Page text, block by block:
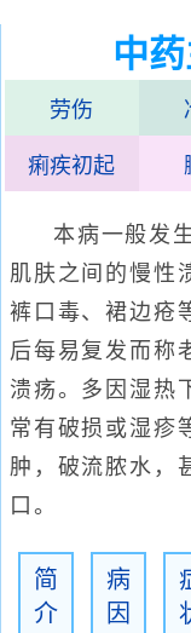
中药
劳伤
痢疾初起
本病一般发
肌肤之间的慢性
裤口毒、裙边疮
后每易复发而称
溃疡。多因湿热
常有破损或湿疹
肿，破流脓水，
口。
简
介
病
因